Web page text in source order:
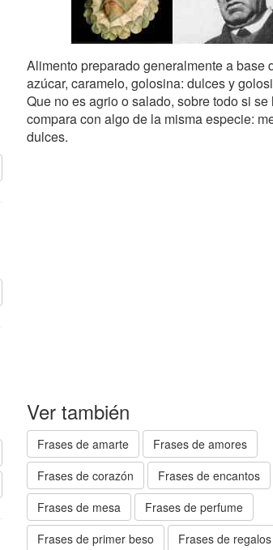
Alimento preparado generalmente a base
azúcar, caramelo, golosina: dulces y
Que no es agrio o salado, sobre todo si se
compara con algo de la misma especie:
dulces.
Ver también
Frases de amarte
Frases de amores
Frases de corazón
Frases de encantos
Frases de mesa
Frases de perfume
Frases de primer beso
Frases de regalos